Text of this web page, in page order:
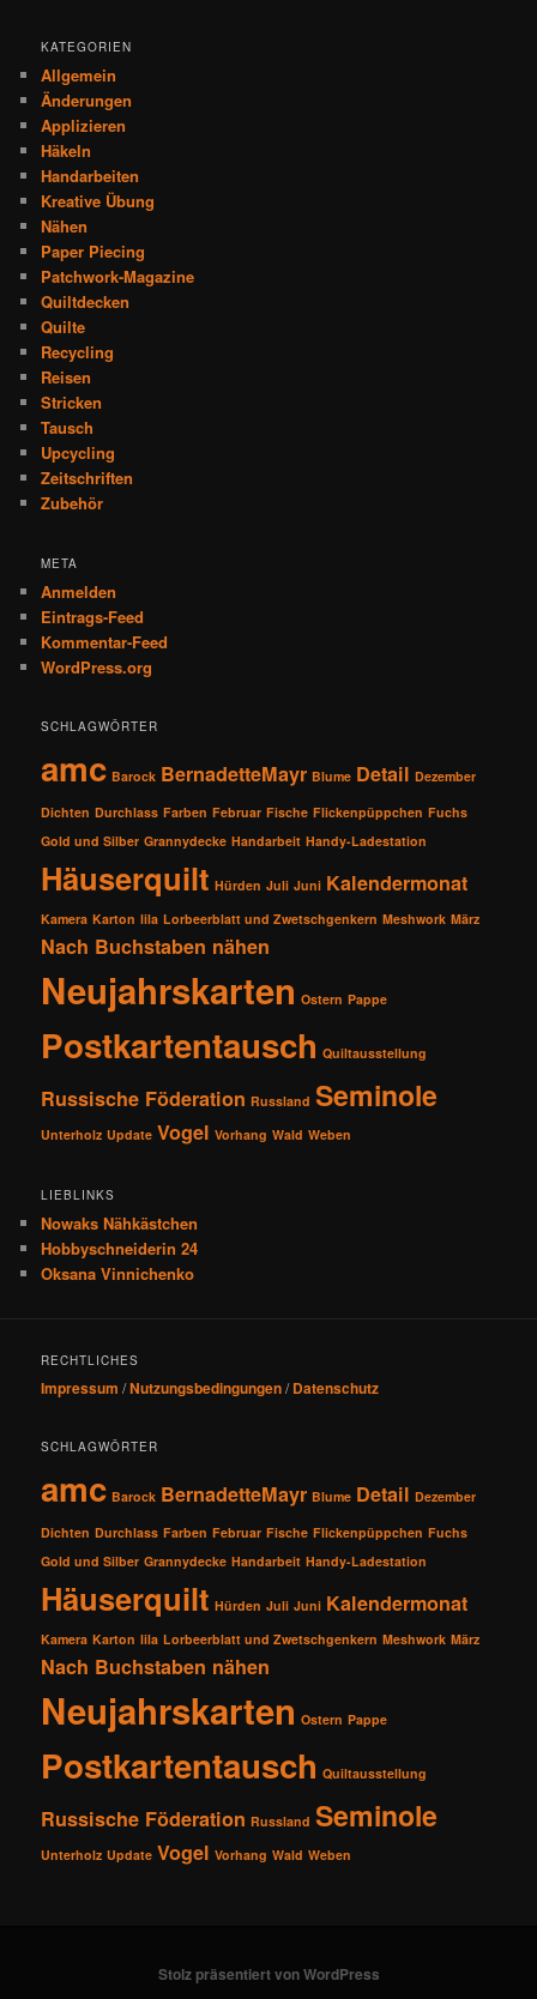
KATEGORIEN
Allgemein
Änderungen
Applizieren
Häkeln
Handarbeiten
Kreative Übung
Nähen
Paper Piecing
Patchwork-Magazine
Quiltdecken
Quilte
Recycling
Reisen
Stricken
Tausch
Upcycling
Zeitschriften
Zubehör
META
Anmelden
Eintrags-Feed
Kommentar-Feed
WordPress.org
SCHLAGWÖRTER
amc Barock BernadetteMayr Blume Detail Dezember
Dichten Durchlass Farben Februar Fische Flickenpüppchen Fuchs
Gold und Silber Grannydecke Handarbeit Handy-Ladestation
Häuserquilt Hürden Juli Juni Kalendermonat
Kamera Karton lila Lorbeerblatt und Zwetschgenkern Meshwork März
Nach Buchstaben nähen
Neujahrskarten Ostern Pappe
Postkartentausch Quiltausstellung
Russische Föderation Russland Seminole
Unterholz Update Vogel Vorhang Wald Weben
LIEBLINKS
Nowaks Nähkästchen
Hobbyschneiderin 24
Oksana Vinnichenko
RECHTLICHES
Impressum /Nutzungsbedingungen/Datenschutz
SCHLAGWÖRTER
amc Barock BernadetteMayr Blume Detail Dezember
Dichten Durchlass Farben Februar Fische Flickenpüppchen Fuchs
Gold und Silber Grannydecke Handarbeit Handy-Ladestation
Häuserquilt Hürden Juli Juni Kalendermonat
Kamera Karton lila Lorbeerblatt und Zwetschgenkern Meshwork März
Nach Buchstaben nähen
Neujahrskarten Ostern Pappe
Postkartentausch Quiltausstellung
Russische Föderation Russland Seminole
Unterholz Update Vogel Vorhang Wald Weben
Stolz präsentiert von WordPress